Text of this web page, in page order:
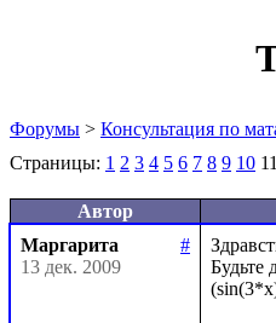
Форумы > Консультация по
Страницы: 1 2 3 4 5 6 7 8 9 10 11
Автор
Маргарита
#
13 дек. 2009
Будьте